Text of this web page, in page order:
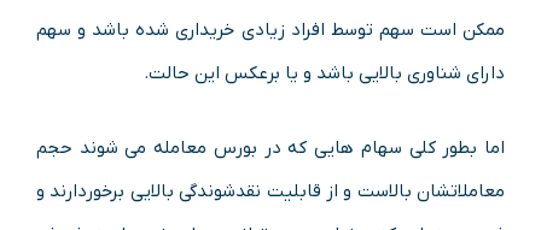
ممکن است سهم توسط افراد زیادی خریداری شده باشد و سهم
دارای شناوری بالایی باشد و یا برعکس این حالت.
اما بطور کلی سهام هایی که در بورس معامله می شوند حجم
معاملاتشان بالاست و از قابلیت نقدشوندگی بالایی برخوردارند و